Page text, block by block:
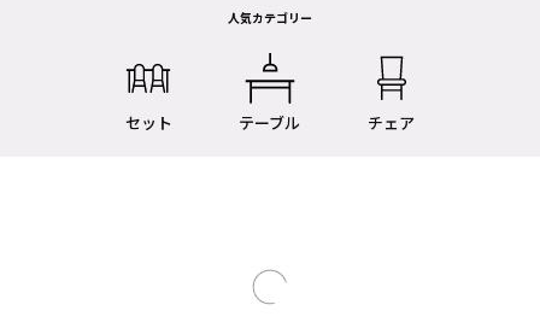
人気カテゴリー
セット テーブル チェア